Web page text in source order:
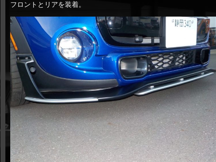
フロントとリアを装着。